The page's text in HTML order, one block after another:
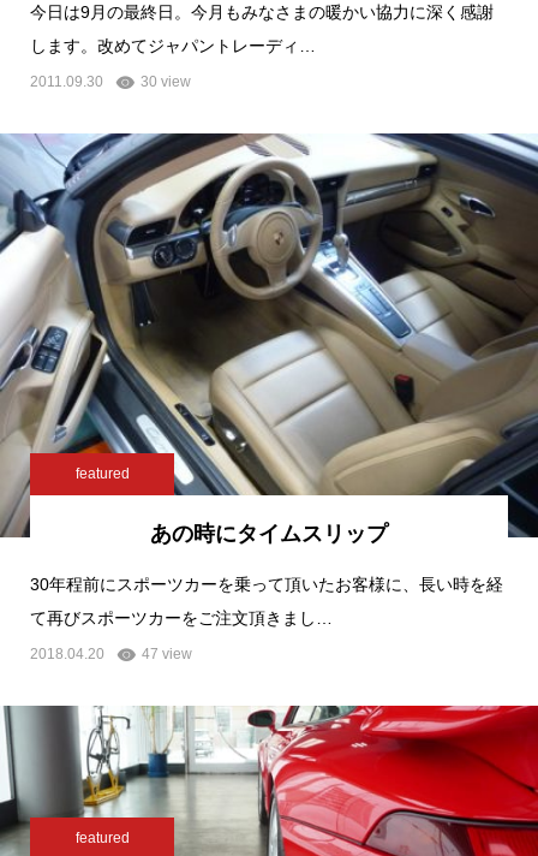
今日は9月の最終日。今月もみなさまの暖かい協力に深く感謝
します。改めてジャパントレーディ…
2011.09.30 30 view
featured
あの時にタイムスリップ
30年程前にスポーツカーを乗って頂いたお客様に、長い時を経
て再びスポーツカーをご注文頂きまし…
2018.04.20 47 view
featured